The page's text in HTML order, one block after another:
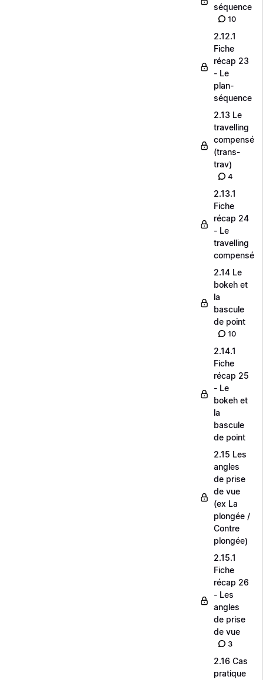
séquence
10
2.12.1
Fiche
récap 23
- Le
plan-
séquence
2.13 Le
travelling
compensé
(trans-
trav)
4
2.13.1
Fiche
récap 24
- Le
travelling
compensé
2.14 Le
bokeh et
la
bascule
de point
10
2.14.1
Fiche
récap 25
- Le
bokeh et
la
bascule
de point
2.15 Les
angles
de prise
de vue
(ex La
plongée /
Contre
plongée)
2.15.1
Fiche
récap 26
- Les
angles
de prise
de vue
3
2.16 Cas
pratique